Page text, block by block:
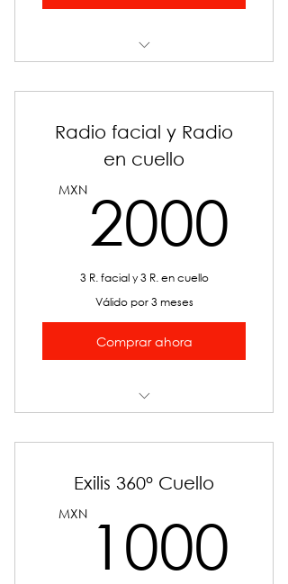
Radio facial y Radio
en cuello
MXN 2000
3 R. facial y 3 R. en cuello
Válido por 3 meses
Comprar ahora
media
Exilis 360° Cuello
MXN 1000